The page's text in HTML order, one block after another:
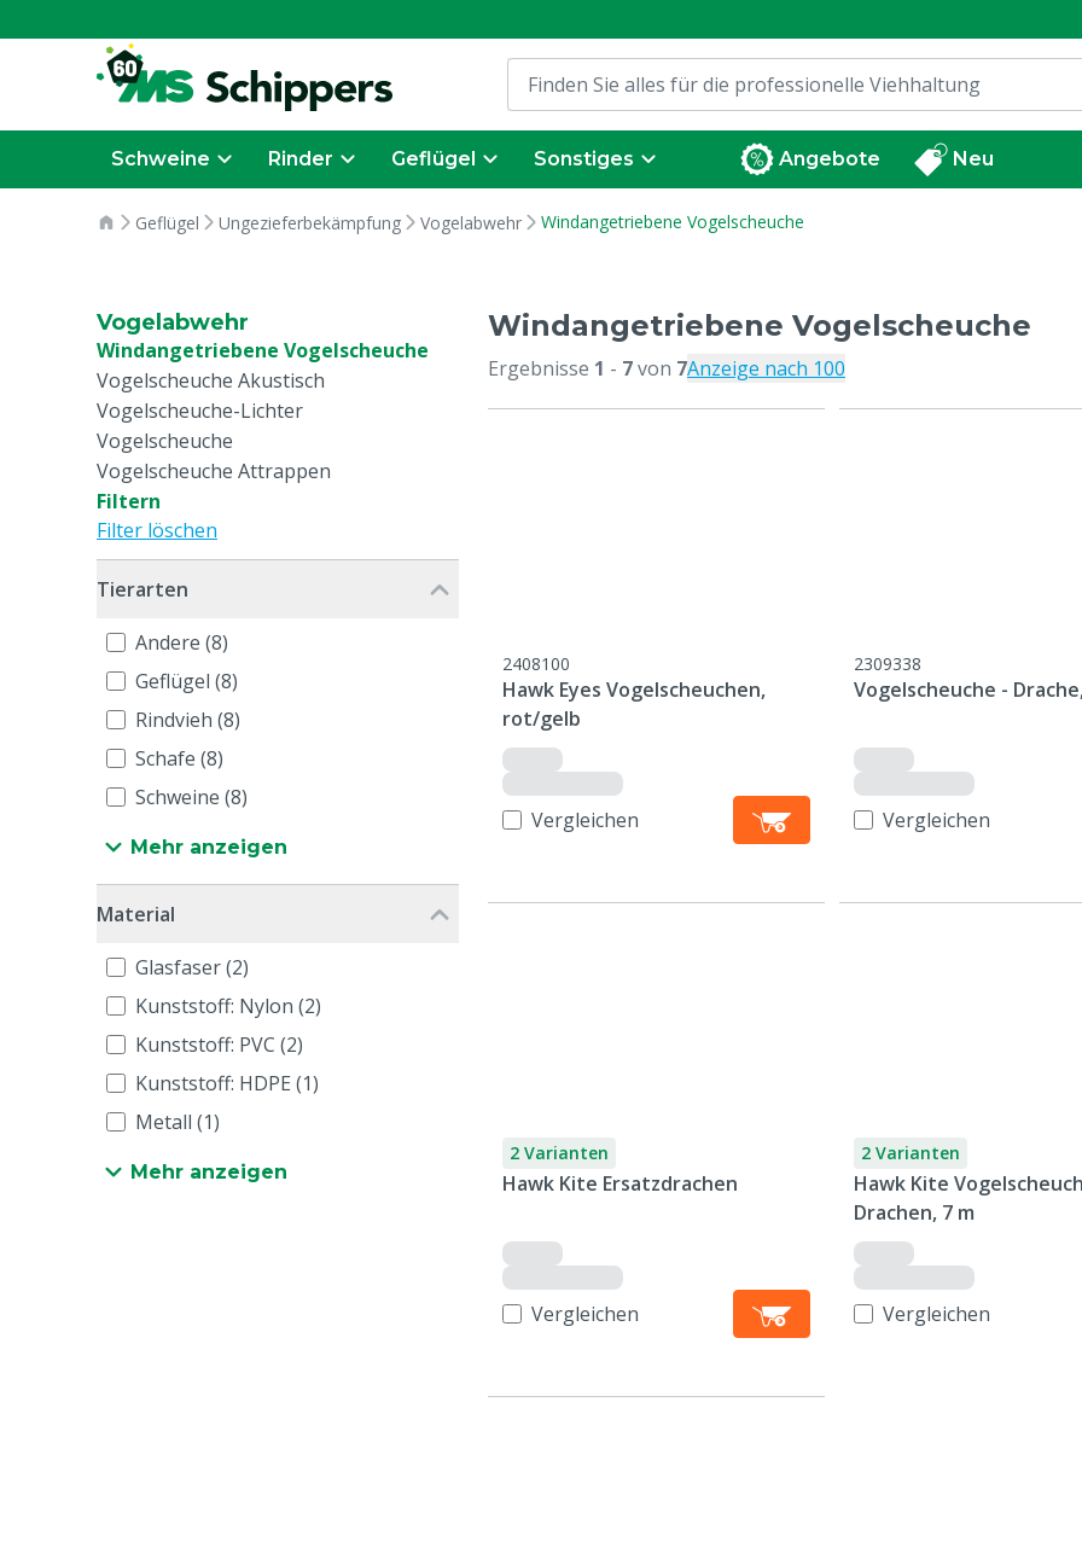
Schweine Rinder Geflügel Sonstiges Angebote Neu
Geflügel Ungezieferbekämpfung Vogelabwehr Windangetriebene Vogelscheuche
Vogelabwehr
Windangetriebene Vogelscheuche
Vogelscheuche Akustisch
Vogelscheuche-Lichter
Vogelscheuche
Vogelscheuche Attrappen
Filtern
Filter löschen
Tierarten
Andere (8)
Geflügel (8)
Rindvieh (8)
Schafe (8)
Schweine (8)
Mehr anzeigen
Material
Glasfaser (2)
Kunststoff: Nylon (2)
Kunststoff: PVC (2)
Kunststoff: HDPE (1)
Metall (1)
Mehr anzeigen
Windangetriebene Vogelscheuche
Ergebnisse 1 - 7von 7Anzeige nach 100
2408100
Hawk Eyes Vogelscheuchen,
rot/gelb
Vergleichen
2309338
Vogelscheuche -
Vergleichen
2 Varianten
Hawk Kite Ersatzdrachen
Vergleichen
2 Varianten
Hawk Kite
Drachen, 7 m
Vergleichen